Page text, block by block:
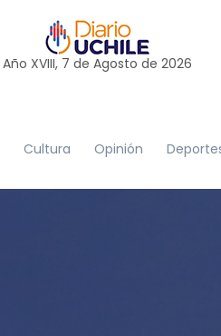
Año XVIII, 7 de Agosto de 2026
Cultura Opinión